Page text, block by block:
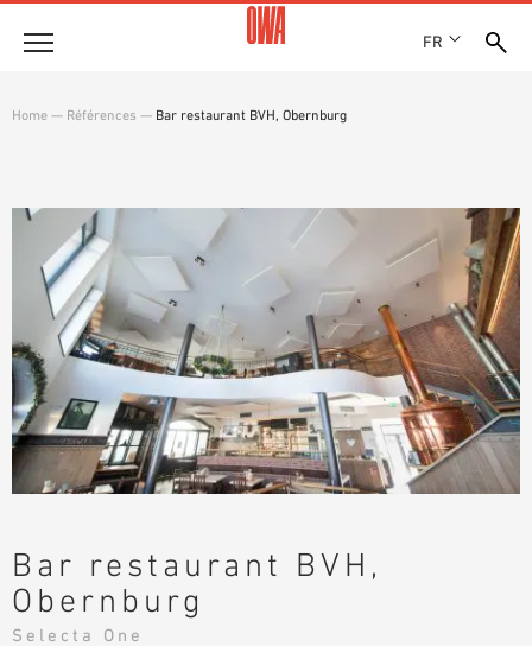
FR
NOS FILIALES
ACTUALITÉS
SHOWROOM 7TH FLOOR
LES COLLECTIONS OWA
RECHERCHE GUIDÉE
RECHERCHE TECHNIQUE
Solutions
FONCTIONS
DOMAINES D’UTILISATION
Références
Assistance technique
Service
DOCUMENTS D’APPEL D’OFFRES
TÉLÉCHARGEMENTS
DOCUMENTS D’AIDE À LA PLANIFICATION
BIBLIOTHÈQUE BIM/REVIT
Home — Références — Bar restaurant BVH, Obernburg
Bar restaurant BVH,
Obernburg
Selecta One